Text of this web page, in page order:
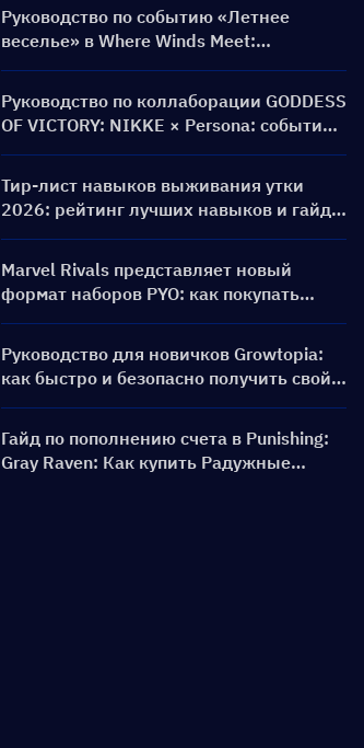
Руководство по событию «Летнее
веселье» в Where Winds Meet:
геймплей, задания и награды
Руководство по коллаборации GODDESS
OF VICTORY: NIKKE × Persona: событие
PERSONA ON FRONTLINE, персонажи,
Тир-лист навыков выживания утки
2026: рейтинг лучших навыков и гайд
по сборкам
Marvel Rivals представляет новый
формат наборов PYO: как покупать
выгоднее в обновлении магазина
Руководство для новичков Growtopia:
как быстро и безопасно получить свой
первый World Lock
Гайд по пополнению счета в Punishing:
Gray Raven: Как купить Радужные